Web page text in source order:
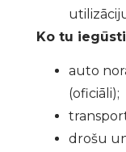
Ko tu iegūsti
auto
(oficiāli);
drošu